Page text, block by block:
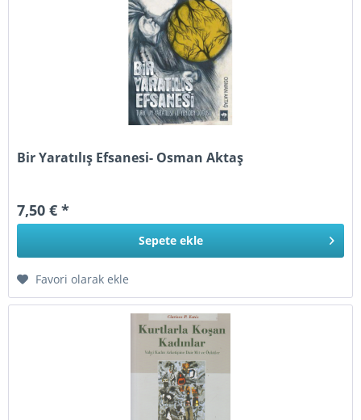
Bir Yaratılış Efsanesi- Osman Aktaş
7,50 € *
Sepete ekle
Favori olarak ekle